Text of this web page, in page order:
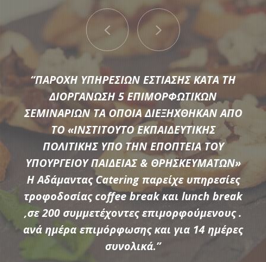
Μια μεγάλη ποικιλία από τις πιο σύγχρονες προτάσεις της
αγοράς συνθέτουν τον εξοπλισμό που διαθέτει η
Αδάμαντας Catering για να υποστηρίξουμε τις ξεχωριστές
ανάγκες κάθε εκδήλωσης.
ΠΕΡΙΣΣΟΤΕΡΑ
“ΠΑΡΟΧΗ ΥΠΗΡΕΣΙΩΝ ΕΣΤΙΑΣΗΣ ΚΑΤΑ ΤΗ
ΔΙΟΡΓΑΝΩΣΗ 5 ΕΠΙΜΟΡΦΩΤΙΚΩΝ
ΣΕΜΙΝΑΡΙΩΝ ΤΑ ΟΠΟΙΑ ΔΙΕΞΗΧΘΗΚΑΝ ΑΠΟ
ΤΟ «ΙΝΣΤΙΤΟΥΤΟ ΕΚΠΑΙΔΕΥΤΙΚΗΣ
ΠΟΛΙΤΙΚΗΣ ΥΠΟ ΤΗΝ ΕΠΟΠΤΕΙΑ ΤΟΥ
ΥΠΟΥΡΓΕΙΟΥ ΠΑΙΔΕΙΑΣ & ΘΡΗΣΚΕΥΜΑΤΩΝ»
Η Αδάμαντας Catering παρείχε υπηρεσίες
τροφοδοσίας coffee break και lunch break
,σε 200 συμμετέχοντες επιμορφούμενους .
ανά ημέρα επιμόρφωσης και για 14 ημέρες
συνολικά.”